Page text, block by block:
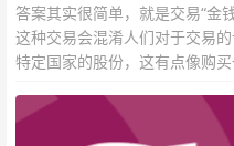
答案其实很简单，就是交易“金
这种交易会混淆人们对于交易
特定国家的股份，这有点像购